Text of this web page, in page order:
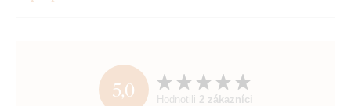
5,0 Hodnotili 2 zákazníci